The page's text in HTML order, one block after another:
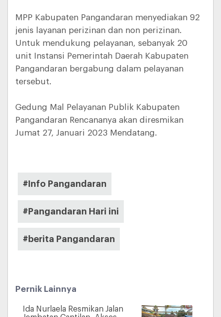
MPP Kabupaten Pangandaran menyediakan 92
jenis layanan perizinan dan non perizinan.
Untuk mendukung pelayanan, sebanyak 20
unit Instansi Pemerintah Daerah Kabupaten
Pangandaran bergabung dalam pelayanan
tersebut.
Gedung Mal Pelayanan Publik Kabupaten
Pangandaran Rencananya akan diresmikan
Jumat 27, Januari 2023 Mendatang.
#Info Pangandaran
#Pangandaran Hari ini
#berita Pangandaran
Pernik Lainnya
Ida Nurlaela Resmikan Jalan